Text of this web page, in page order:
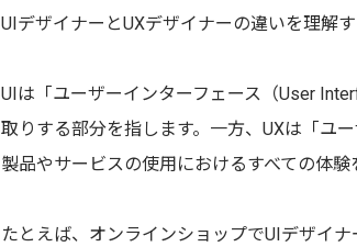
UIデザイナーとUXデザイナーの違いを理解
UIは「ユーザーインターフェース（User
取りする部分を指します。一方、UXは「ユ
製品やサービスの使用におけるすべての体験
たとえば、オンラインショップでUIデザイ